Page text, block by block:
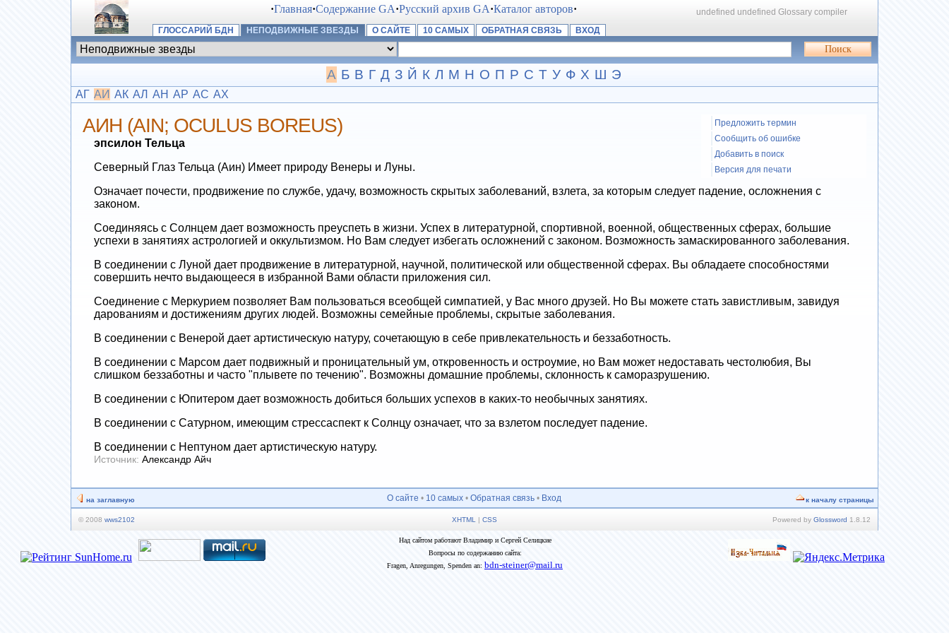
·Главная·Содержание GA·Русский архив GA·Каталог авторов· undefined undefined Glossary compiler
ГЛОССАРИЙ БДН
НЕПОДВИЖНЫЕ ЗВЕЗДЫ О САЙТЕ 10 САМЫХ ОБРАТНАЯ СВЯЗЬ ВХОД
А Б В Г Д З Й К Л М Н О П Р С Т У Ф Х Ш Э
АГ АИ АК АЛ АН АР АС АХ
Предложить термин
Сообщить об ошибке
Добавить в поиск
Версия для печати
АИН (AIN; OCULUS BOREUS)
эпсилон Тельца
Северный Глаз Тельца (Аин) Имеет природу Венеры и Луны.
Означает почести, продвижение по службе, удачу, возможность скрытых заболеваний, взлета, за которым следует падение, осложнения с
законом.
Соединяясь с Солнцем дает возможность преуспеть в жизни. Успех в литературной, спортивной, военной, общественных сферах, большие
успехи в занятиях астрологией и оккультизмом. Но Вам следует избегать осложнений с законом. Возможность замаскированного заболевания.
В соединении с Луной дает продвижение в литературной, научной, политической или общественной сферах. Вы обладаете способностями
совершить нечто выдающееся в избранной Вами области приложения сил.
Соединение с Меркурием позволяет Вам пользоваться всеобщей симпатией, у Вас много друзей. Но Вы можете стать завистливым, завидуя
дарованиям и достижениям других людей. Возможны семейные проблемы, скрытые заболевания.
В соединении с Венерой дает артистическую натуру, сочетающую в себе привлекательность и беззаботность.
В соединении с Марсом дает подвижный и проницательный ум, откровенность и остроумие, но Вам может недоставать честолюбия, Вы
слишком беззаботны и часто "плывете по течению". Возможны домашние проблемы, склонность к саморазрушению.
В соединении с Юпитером дает возможность добиться больших успехов в каких-то необычных занятиях.
В соединении с Сатурном, имеющим стрессаспект к Солнцу означает, что за взлетом последует падение.
В соединении с Нептуном дает артистическую натуру.
Источник: Александр Айч
на заглавную О сайте • 10 самых •Обратная связь • Вход к началу страницы
© 2008 wws2102 XHTML | CSS Powered by Glossword 1.8.12
Над сайтом работают Владимир и Сергей Селицкие
Вопросы по содержанию сайта:
Fragen, Anregungen, Spenden an:bdn-steiner@mail.ru